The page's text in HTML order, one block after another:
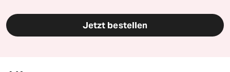
Jetzt bestellen